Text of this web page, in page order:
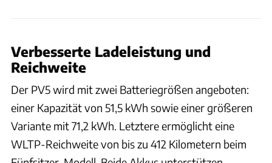
Verbesserte Ladeleistung und
Reichweite
Der PV5 wird mit zwei Batteriegrößen angeboten:
einer Kapazität von 51,5 kWh sowie einer größeren
Variante mit 71,2 kWh. Letztere ermöglicht eine
WLTP-Reichweite von bis zu 412 Kilometern beim